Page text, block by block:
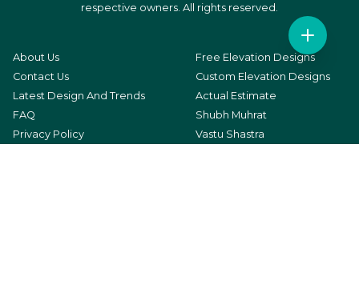
respective owners. All rights reserved.
About Us
Contact Us
Latest Design And Trends
FAQ
Privacy Policy
Free Elevation Designs
Custom Elevation Designs
Actual Estimate
Shubh Muhrat
Vastu Shastra